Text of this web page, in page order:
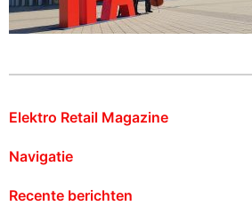
Elektro Retail Magazine
Navigatie
Recente berichten